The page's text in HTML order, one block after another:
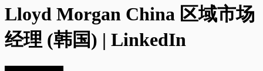
Lloyd Morgan China 区域市场
经理 (韩国) | LinkedIn